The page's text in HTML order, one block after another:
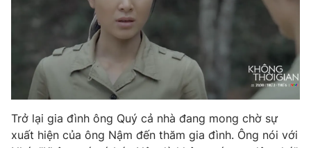
Thị trường 24h
VTV4 Vươn mình bằng AI
VTV9 VTV8
Liên hệ tòa soạn English
Trở lại gia đình ông Quý cả nhà đang mong chờ sự
xuất hiện của ông Nậm đến thăm gia đình. Ông nói với